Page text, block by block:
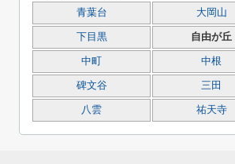
青葉台 大岡山
下目黒 自由が丘
中町 中根
碑文谷 三田
八雲 祐天寺